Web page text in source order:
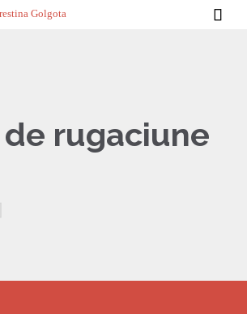

de rugaciune